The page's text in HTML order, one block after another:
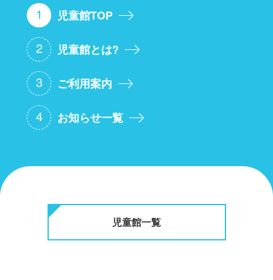
1 児童館TOP
2 児童館とは?
3 ご利用案内
4 お知らせ一覧
児童館一覧